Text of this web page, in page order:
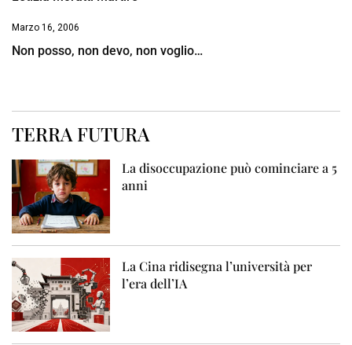
Marzo 16, 2006
Non posso, non devo, non voglio…
TERRA FUTURA
La disoccupazione può cominciare a 5
anni
La Cina ridisegna l’università per
l’era dell’IA